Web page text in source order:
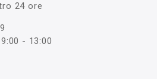
24 ore
- 13:00